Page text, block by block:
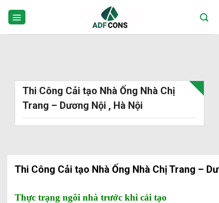
Thi Công Cải tạo Nhà Ống Nhà Chị
Trang – Dương Nội , Hà Nội
Thi Công Cải tạo Nhà Ống Nhà Chị Trang –
Thực trạng ngôi nhà trước khi cải tạo